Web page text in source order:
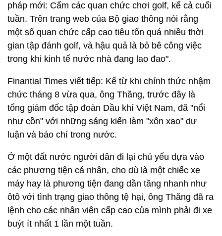
pháp mới: Cấm các quan chức chơi golf, kể cả cuối
tuần. Trên trang web của Bộ giao thông nói rằng
một số quan chức cấp cao tiêu tốn quá nhiều thời
gian tập đánh golf, và hậu quả là bỏ bê công việc
trong khi kinh tế nước nhà đang lao đao".
Finantial Times viết tiếp: Kể từ khi chính thức nhậm
chức tháng 8 vừa qua, ông Thăng, trước đây là
tổng giám đốc tập đoàn Dầu khí Việt Nam, đã "nổi
như cồn" với những sáng kiến làm "xôn xao" dư
luận và báo chí trong nước.
Ở một đất nước người dân đi lại chủ yếu dựa vào
các phương tiện cá nhân, cho dù là một chiếc xe
máy hay là phương tiện đang dần tăng nhanh như
ôtô với tình trạng giao thông tệ hại, ông Thăng đã ra
lệnh cho các nhân viên cấp cao của mình phải đi xe
buýt ít nhất 1 lần một tuần.